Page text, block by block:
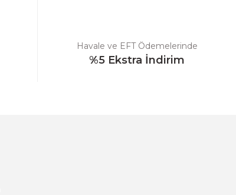
Havale ve EFT Ödemelerinde
%5 Ekstra İndirim